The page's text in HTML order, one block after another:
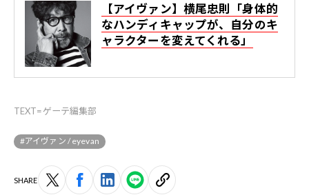
【アイヴァン】横尾忠則「身体的
なハンディキャップが、自分のキ
ャラクターを変えてくれる」
TEXT=ゲーテ編集部
#アイヴァン / eyevan
SHARE